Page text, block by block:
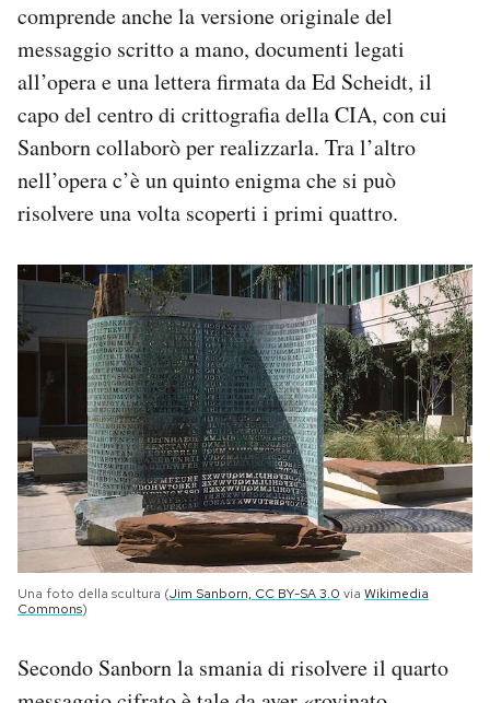
comprende anche la versione originale del
messaggio scritto a mano, documenti legati
all’opera e una lettera firmata da Ed Scheidt, il
capo del centro di crittografia della CIA, con cui
Sanborn collaborò per realizzarla. Tra l’altro
nell’opera c’è un quinto enigma che si può
risolvere una volta scoperti i primi quattro.
Una foto della scultura (Jim Sanborn, CC BY-SA 3.0 via Wikimedia
Commons)
Secondo Sanborn la smania di risolvere il quarto